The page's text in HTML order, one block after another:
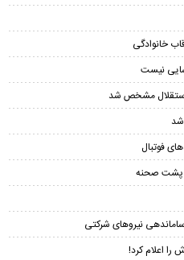
خانوادگی
نیست
مشخص شد
فوتبال
در پشت صحنه
نیروهای شرکتی
را اعلام کرد!